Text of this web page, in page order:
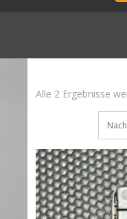
Alle 2 Ergebnisse